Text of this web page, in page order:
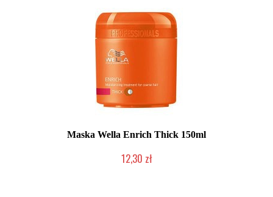
Maska Wella Enrich Thick 150ml
12,30 zł